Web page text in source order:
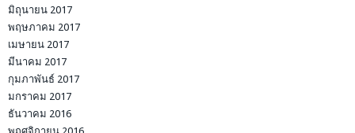
มิถุนายน 2017
พฤษภาคม 2017
เมษายน 2017
มีนาคม 2017
กุมภาพันธ์ 2017
มกราคม 2017
ธันวาคม 2016